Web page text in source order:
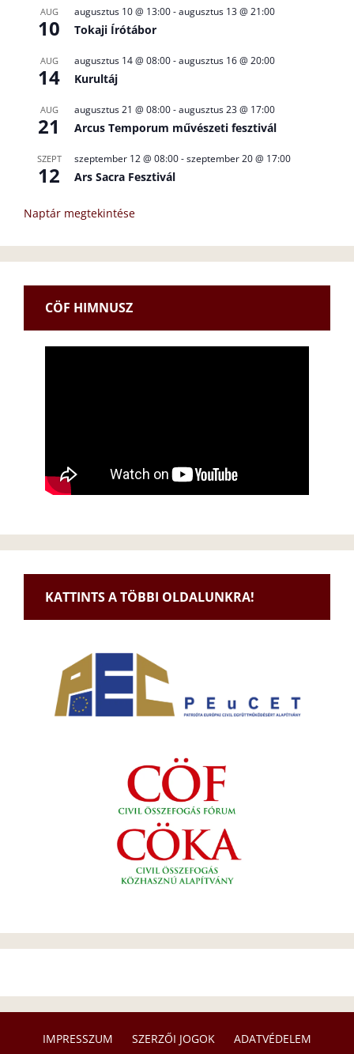
AUG
10
augusztus 10 @ 13:00-augusztus 13 @ 21:00
Tokaji Írótábor
AUG
14
augusztus 14 @ 08:00-augusztus 16 @ 20:00
Kurultáj
AUG
21
augusztus 21 @ 08:00-augusztus 23 @ 17:00
Arcus Temporum művészeti fesztivál
SZEPT
12
szeptember 12 @ 08:00-szeptember 20 @ 17:00
Ars Sacra Fesztivál
Naptár megtekintése
CÖF HIMNUSZ
KATTINTS A TÖBBI OLDALUNKRA!
IMPRESSZUM SZERZŐI JOGOK ADATVÉDELEM